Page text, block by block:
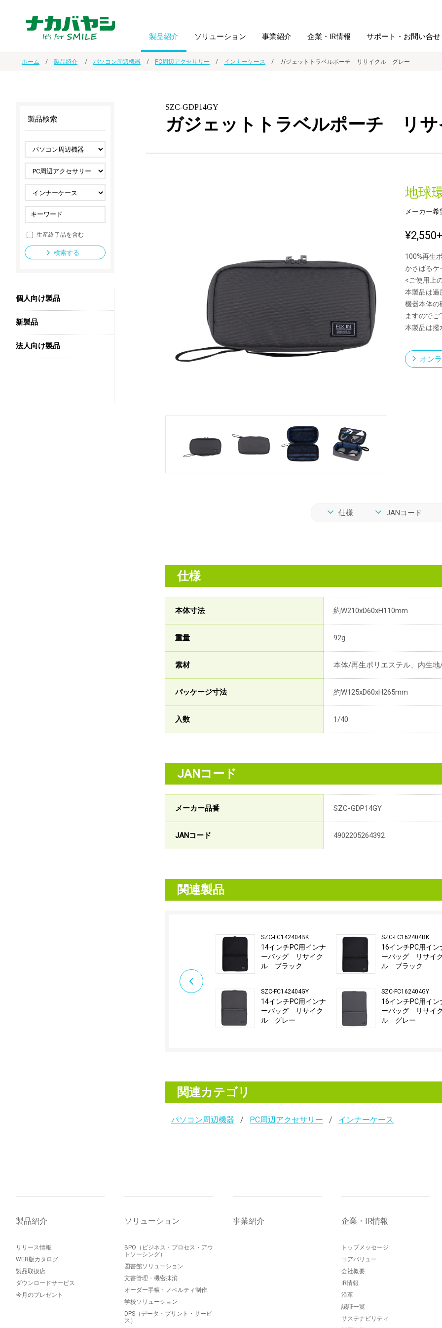
製品紹介
ノート・紙製品
ファイル・
ホルダー用品
スマートフォン・
タブレット関連
防災・
セキュリティ用品
法人向け製品 新製品一覧
ソリューション
オーダー手帳・ノベルティ制作 学校ソリューション
ドキュメントスキャニングサービス
導入事例
事業紹介 企業・IR情報
IR情報 沿革
サステナビリティ
サポート・お問い合せ
ホーム 製品紹介 パソコン周辺機器 PC周辺アクセサリー インナーケース ガジェットトラベルポーチ リサイクル グレー
SZC-GDP14GY
ガジェットトラベルポーチ リ
地球
メーカー
¥2,550
100%再生
かさばるケ
<ご使用上
本製品は過
機器本体の
ますので
本製品は撥
オン
仕様 JANコード
仕様
本体寸法 約W210xD60xH110mm
重量 92g
素材 本体/再生ポリエステル、内生
パッケージ寸法 約W125xD60xH265mm
入数 1/40
JANコード
メーカー品番 SZC-GDP14GY
JANコード 4902205264392
関連製品
SZC-FC142404BK
14インチPC用インナ
ーバッグ リサイク
ル ブラック
SZC-FC142404GY
14インチPC用インナ
ーバッグ リサイク
ル グレー
SZC-FC162404BK
16インチPC用イン
ーバッグ リサイ
ル ブラック
SZC-FC162404GY
16インチPC用イン
ーバッグ リサイ
ル グレー
関連カテゴリ
パソコン周辺機器 PC周辺アクセサリー インナーケース
製品検索
生産終了品を含む
検索する
個人向け製品
新製品
法人向け製品
製品紹介
リリース情報
WEB版カタログ
製品取扱店
ダウンロードサービス
今月のプレゼント
ソリューション
BPO（ビジネス・プロセス・アウ
トソーシング）
図書館ソリューション
文書管理・機密抹消
オーダー手帳・ノベルティ制作
学校ソリューション
DPS（データ・プリント・サービ
ス）
事業紹介 企業・IR情報
トップメッセージ
コアバリュー
会社概要
IR情報
沿革
認証一覧
サステナビリティ